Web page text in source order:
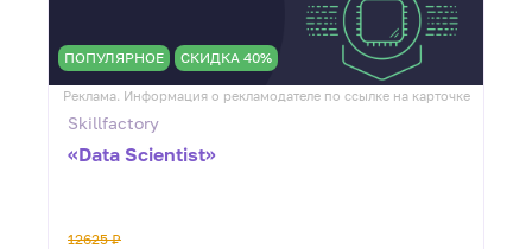
ПОПУЛЯРНОЕ СКИДКА 40%
Реклама. Информация о рекламодателе по ссылке на карточке
Skillfactory
«Data Scientist»
12625 ₽